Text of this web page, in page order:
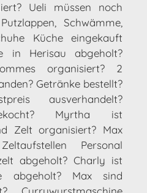
Ueli müssen noch
Schwämme,
Küche eingekauft
in Herisau abgeholt?
organisiert? 2
Getränke bestellt?
ausverhandelt?
Myrtha ist
Zelt organisiert? Max
Personal
abgeholt? Charly ist
abgeholt? Max sind